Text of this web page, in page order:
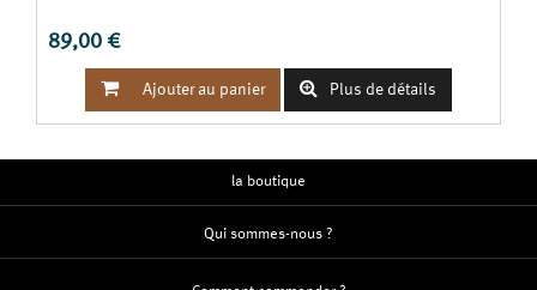
89,00 €
 Ajouter au panier  Plus de détails
la boutique
Qui sommes-nous ?